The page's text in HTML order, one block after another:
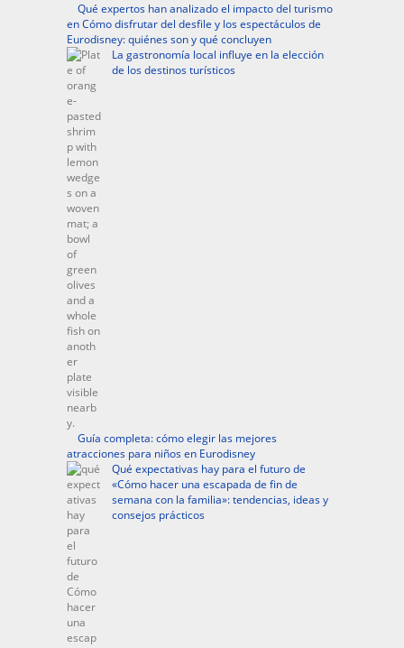
Qué expertos han analizado el impacto del turismo
en Cómo disfrutar del desfile y los espectáculos de
Eurodisney: quiénes son y qué concluyen
La gastronomía local influye en la elección
de los destinos turísticos
Guía completa: cómo elegir las mejores
atracciones para niños en Eurodisney
Qué expectativas hay para el futuro de
«Cómo hacer una escapada de fin de
semana con la familia»: tendencias, ideas y
consejos prácticos